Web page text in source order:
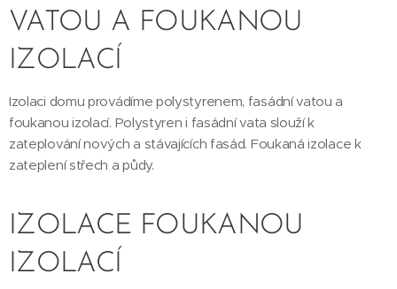
VATOU A FOUKANOU
IZOLACÍ
Izolaci domu provádíme polystyrenem, fasádní vatou a
foukanou izolací. Polystyren i fasádní vata slouží k
zateplování nových a stávajících fasád. Foukaná izolace k
zateplení střech a půdy.
IZOLACE FOUKANOU
IZOLACÍ